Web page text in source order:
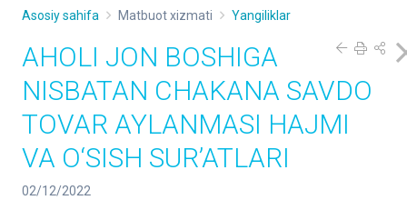
Asosiy sahifa Matbuot xizmati Yangiliklar
AHOLI JON BOSHIGA
NISBATAN CHAKANA SAVDO
TOVAR AYLANMASI HAJMI
VA O‘SISH SUR’ATLARI
02/12/2022